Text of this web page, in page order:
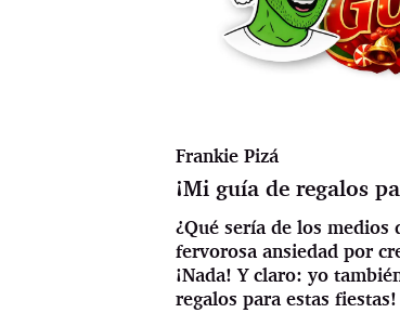
Frankie Pizá
¡Mi guía de regalos
¿Qué sería de los medios
fervorosa ansiedad por
¡Nada! Y claro: yo
regalos para estas fiestas!